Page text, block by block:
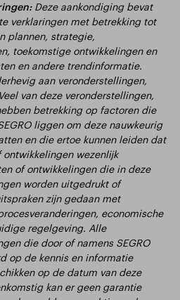
Deze aankondiging bevat
verklaringen met betrekking tot
plannen, strategie,
toekomstige ontwikkelingen en
en andere trendinformatie.
aan veronderstellingen,
van deze veronderstellingen,
betrekking op factoren die
liggen om deze nauwkeurig
en die ertoe kunnen leiden dat
wezenlijk
of ontwikkelingen die in deze
worden uitgedrukt of
zijn gedaan met
economische
regelgeving. Alle
die door of namens SEGRO
op de kennis en informatie
op de datum van deze
kan er geen garantie